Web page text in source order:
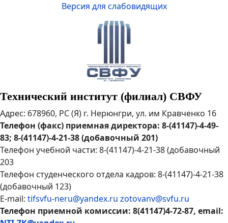
Версия для слабовидящих
Технический институт (филиал) СВФУ
Адрес: 678960, РС (Я) г. Нерюнгри, ул. им Кравченко 16
Телефон (факс) приемная директора: 8-(41147)-4-49-
83; 8-(41147)-4-21-38 (добавочный 201)
Телефон учебной части: 8-(41147)-4-21-38 (добавочный
203
Телефон студенческого отдела кадров: 8-(41147)-4-21-38
(добавочный 123)
E-mail: tifsvfu-neru@yandex.ru zotovanv@svfu.ru
Телефон приемной комиссии: 8(41147)4-72-87, email: